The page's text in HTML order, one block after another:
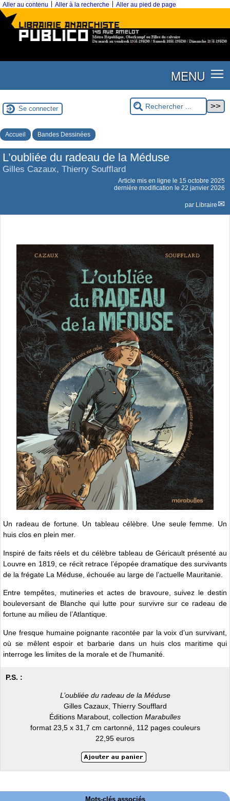
Aller au contenu Aller à la recherche Aller au pied de page
MENU
Se connecter
Accueil Bandes Dessinées
L’oubliée du radeau de la Méduse
Gilles Cazaux, Thierry Soufflard
Article mis en ligne le 15 octobre 2025
dernière modification le 22 janvier 2026
par Libraire
Un radeau de fortune. Un tableau célèbre. Une seule femme. Un
huis clos en plein mer.
Inspiré de faits réels et du célèbre tableau de Géricault présenté au
Louvre en 1819, ce récit retrace l’épopée dramatique des survivants
de la frégate La Méduse, échouée au large de l’actuelle Mauritanie.
Entre tempêtes, mutineries et actes de bravoure, suivez le destin
bouleversant de Blanche qui lutte pour survivre sur ce radeau de
fortune au milieu de l’Atlantique.
Une fresque humaine poignante racontée par la voix d’un survivant,
où se mêlent espoir et barbarie dans un huis clos maritime qui
interroge les limites de la morale et de l’humanité.
P.S. :
L’oubliée du radeau de la Méduse
Gilles Cazaux, Thierry Soufflard
Éditions Marabout, collection Marabulles
format 23,5 x 31,7 cm cartonné, 112 pages couleurs
22,95 euros
Mots-clés associés